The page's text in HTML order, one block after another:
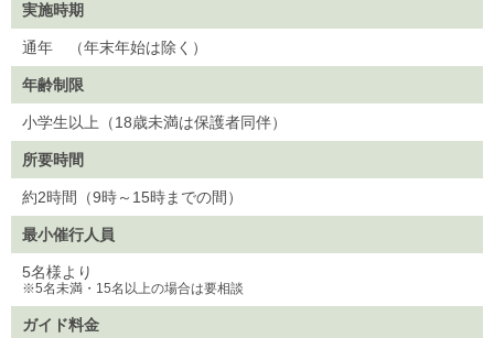
実施時期
通年 （年末年始は除く）
年齢制限
小学生以上（18歳未満は保護者同伴）
所要時間
約2時間（9時～15時までの間）
最小催行人員
5名様より
※5名未満・15名以上の場合は要相談
ガイド料金